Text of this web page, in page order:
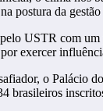
postura da
USTR com um
exercer
o Palácio
brasileiros